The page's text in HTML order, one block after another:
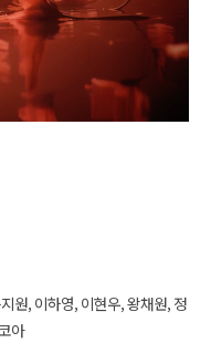
원, 이하영, 이현우, 왕채원, 정
아